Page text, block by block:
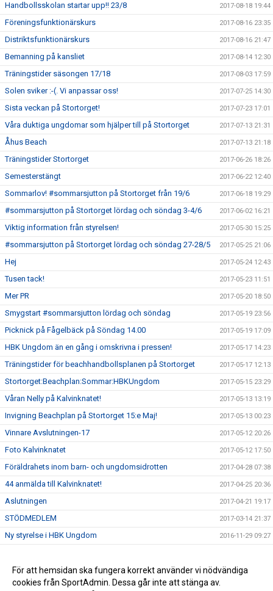
Handbollsskolan startar upp!! 23/8 2017-08-18 19:44
Föreningsfunktionärskurs 2017-08-16 23:35
Distriktsfunktionärskurs 2017-08-16 21:47
Bemanning på kansliet 2017-08-14 12:30
Träningstider säsongen 17/18 2017-08-03 17:59
Solen sviker :-(. Vi anpassar oss! 2017-07-25 14:30
Sista veckan på Stortorget! 2017-07-23 17:01
Våra duktiga ungdomar som hjälper till på Stortorget 2017-07-13 21:31
Åhus Beach 2017-07-13 21:18
Träningstider Stortorget 2017-06-26 18:26
Semesterstängt 2017-06-22 12:40
Sommarlov! #sommarsjutton på Stortorget från 19/6 2017-06-18 19:29
#sommarsjutton på Stortorget lördag och söndag 3-4/6 2017-06-02 16:21
Viktig information från styrelsen! 2017-05-30 15:25
#sommarsjutton på Stortorget lördag och söndag 27-28/5 2017-05-25 21:06
Hej 2017-05-24 12:43
Tusen tack! 2017-05-23 11:51
Mer PR 2017-05-20 18:50
Smygstart #sommarsjutton lördag och söndag 2017-05-19 23:56
Picknick på Fågelbäck på Söndag 14.00 2017-05-19 17:09
HBK Ungdom än en gång i omskrivna i pressen! 2017-05-17 14:23
Träningstider för beachhandbollsplanen på Stortorget 2017-05-17 12:13
Stortorget:Beachplan:Sommar:HBKUngdom 2017-05-15 23:29
Våran Nelly på Kalvinknatet! 2017-05-13 13:19
Invigning Beachplan på Stortorget 15:e Maj! 2017-05-13 00:23
Vinnare Avslutningen-17 2017-05-12 20:26
Foto Kalvinknatet 2017-05-12 17:50
Föräldrahets inom barn- och ungdomsidrotten 2017-04-28 07:38
44 anmälda till Kalvinknatet! 2017-04-25 20:36
Aslutningen 2017-04-21 19:17
STÖDMEDLEM 2017-03-14 21:37
Ny styrelse i HBK Ungdom 2016-11-29 09:27
Serieförslag 2016-06-01 16:39
Stängt 2016-05-11 11:00
För att hemsidan ska fungera korrekt använder vi nödvändiga
cookies från SportAdmin. Dessa går inte att stänga av.